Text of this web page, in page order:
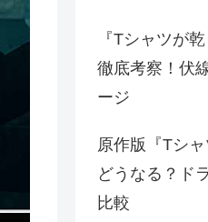
『Tシャツが
徹底考察！伏
ージ
原作版『Tシ
どうなる？ド
比較